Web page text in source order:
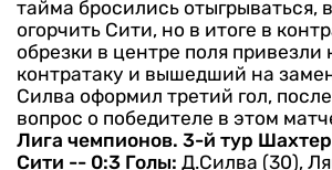
тайма бросились отыгрываться,
огорчить Сити, но в итоге в
обрезки в центре поля привезли
контратаку и вышедший на
Силва оформил третий гол, после
вопрос о победителе в этом
Лига чемпионов. 3-й тур
Сити -- 0:3 Голы: Д.Силва (30),